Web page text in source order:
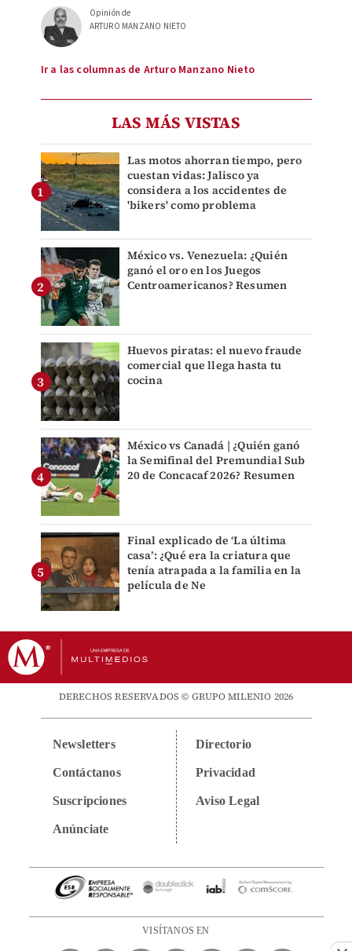
Opinión de
ARTURO MANZANO NIETO
Ir a las columnas de Arturo Manzano Nieto
LAS MÁS VISTAS
Las motos ahorran tiempo, pero
cuestan vidas: Jalisco ya
considera a los accidentes de
'bikers' como problema
México vs. Venezuela: ¿Quién
ganó el oro en los Juegos
Centroamericanos? Resumen
Huevos piratas: el nuevo fraude
comercial que llega hasta tu
cocina
México vs Canadá | ¿Quién ganó
la Semifinal del Premundial Sub
20 de Concacaf 2026? Resumen
Final explicado de ‘La última
casa’: ¿Qué era la criatura que
tenía atrapada a la familia en la
película de Ne
DERECHOS RESERVADOS © GRUPO MILENIO 2026
Newsletters
Contáctanos
Suscripciones
Anúnciate
Directorio
Privacidad
Aviso Legal
VISÍTANOS EN